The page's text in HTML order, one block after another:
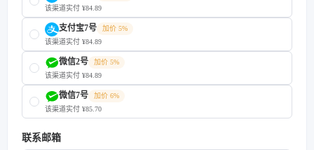
该渠道实付 ¥84.89
支付宝7号
加价 5%
该渠道实付 ¥84.89
微信2号
加价 5%
该渠道实付 ¥84.89
微信7号
加价 6%
该渠道实付 ¥85.70
联系邮箱